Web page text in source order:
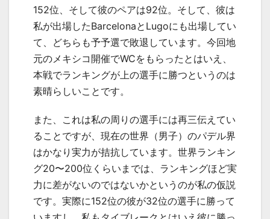
152位、そして彼のペアは92位。そして、彼は
私が出場したBarcelonaとLugoにも出場してい
て、どちらも予予選で敗退しています。今回地
元のメキシコ開催でWCをもらったとはいえ、
本戦でランキングが上の選手に勝つというのは
素晴らしいことです。
また、これは私の周りの選手には再三伝えてい
ることですが、現在の世界（男子）のパデル界
はかなり実力が拮抗しています。世界ランキン
グ20〜200位くらいまでは、ランキングほど実
力に差がないのではないかというのが私の仮説
です。実際に152位の彼が32位の選手に勝って